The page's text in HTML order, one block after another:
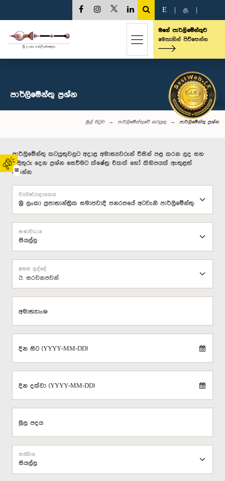
02
E த
මගේ පාර්ලිමේන්තුව
මෙතැනින් පිවිසෙන්න
පාර්ලි‌මේන්තු‌ ප්‍රශ්න
මුල් පිටුව පාර්ලිමේන්තුවේ කටයුතු පාර්ලි‌මේන්තු‌ ප්‍රශ්න
පාර්ලිමේන්තු කටයුතුවලට අදාළ අමාත්‍යවරුන් විසින් පළ කරන ලද සහ
පිළිතුරු දෙන ප්‍රශ්න සෙවීමට ක්ෂේත්‍ර එකක් හෝ කිහිපයක් ඇතුළත්
කරන්න.
ව්‍යවස්ථාදායකය
සභාවාරය
ඊ. සරවනපවන්
අසන ලද්දේ
අමාත්‍යාංශ
දින සිට (YYYY-MM-DD)
දින දක්වා (YYYY-MM-DD)
මූල පදය
තත්වය